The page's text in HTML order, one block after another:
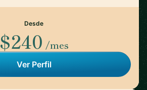
Desde
$240 /mes
Ver Perfil